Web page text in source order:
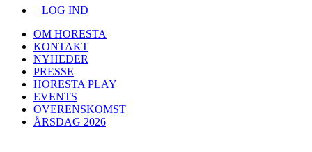
LOG IND
OM HORESTA
KONTAKT
NYHEDER
PRESSE
HORESTA PLAY
EVENTS
OVERENSKOMST
ÅRSDAG 2026